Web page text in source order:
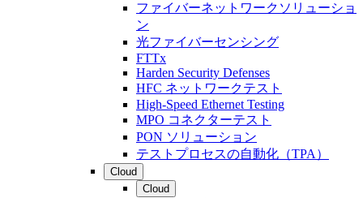
ファイバーネットワークソリューショ
ン
光ファイバーセンシング
FTTx
Harden Security Defenses
HFC ネットワークテスト
High-Speed Ethernet Testing
MPO コネクターテスト
PON ソリューション
テストプロセスの自動化（TPA）
Cloud
Cloud